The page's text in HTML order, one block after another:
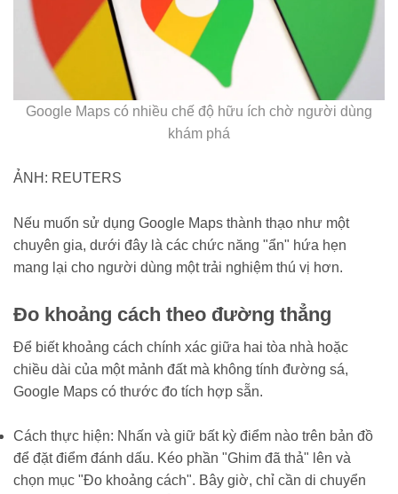
Google Maps có nhiều chế độ hữu ích chờ người dùng
khám phá
ẢNH: REUTERS
Nếu muốn sử dụng Google Maps thành thạo như một
chuyên gia, dưới đây là các chức năng "ẩn" hứa hẹn
mang lại cho người dùng một trải nghiệm thú vị hơn.
Đo khoảng cách theo đường thẳng
Để biết khoảng cách chính xác giữa hai tòa nhà hoặc
chiều dài của một mảnh đất mà không tính đường sá,
Google Maps có thước đo tích hợp sẵn.
Cách thực hiện: Nhấn và giữ bất kỳ điểm nào trên bản đồ
để đặt điểm đánh dấu. Kéo phần "Ghim đã thả" lên và
chọn mục "Đo khoảng cách". Bây giờ, chỉ cần di chuyển